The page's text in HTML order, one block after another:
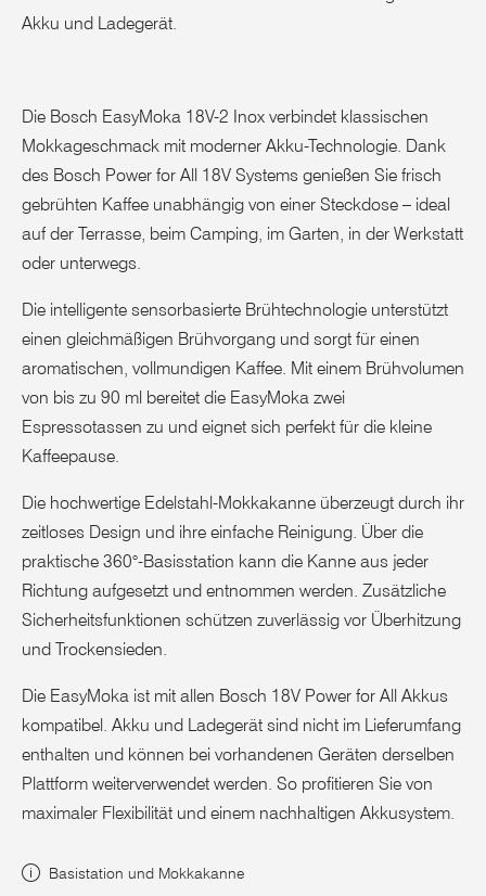
Akku und Ladegerät.
Die Bosch EasyMoka 18V-2 Inox verbindet klassischen
Mokkageschmack mit moderner Akku-Technologie. Dank
des Bosch Power for All 18V Systems genießen Sie frisch
gebrühten Kaffee unabhängig von einer Steckdose – ideal
auf der Terrasse, beim Camping, im Garten, in der Werkstatt
oder unterwegs.
Die intelligente sensorbasierte Brühtechnologie unterstützt
einen gleichmäßigen Brühvorgang und sorgt für einen
aromatischen, vollmundigen Kaffee. Mit einem Brühvolumen
von bis zu 90 ml bereitet die EasyMoka zwei
Espressotassen zu und eignet sich perfekt für die kleine
Kaffeepause.
Die hochwertige Edelstahl-Mokkakanne überzeugt durch ihr
zeitloses Design und ihre einfache Reinigung. Über die
praktische 360°-Basisstation kann die Kanne aus jeder
Richtung aufgesetzt und entnommen werden. Zusätzliche
Sicherheitsfunktionen schützen zuverlässig vor Überhitzung
und Trockensieden.
Die EasyMoka ist mit allen Bosch 18V Power for All Akkus
kompatibel. Akku und Ladegerät sind nicht im Lieferumfang
enthalten und können bei vorhandenen Geräten derselben
Plattform weiterverwendet werden. So profitieren Sie von
maximaler Flexibilität und einem nachhaltigen Akkusystem.
Basistation und Mokkakanne